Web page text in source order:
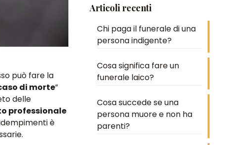
può fare la
di morte”
delle
professionale
è
Articoli recenti
Chi paga il funerale di una
persona indigente?
Cosa significa fare un
funerale laico?
Cosa succede se una
persona muore e non ha
parenti?